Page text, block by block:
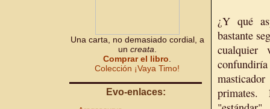
Una carta, no demasiado cordial, a
un creata
Comprar el libro
Colección ¡Vaya Timo!
Evo-enlaces:
¿Y qué
bastante
cualquier
primates.